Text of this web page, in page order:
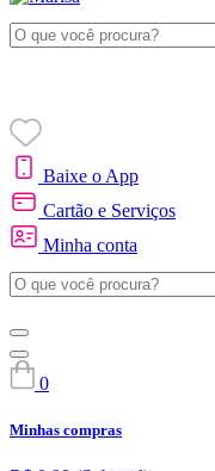
Baixe o App
Cartão e Serviços
Minha conta
0
Minhas compras